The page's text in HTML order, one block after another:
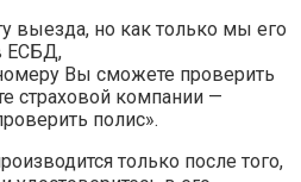
выезда, но как только мы его
ЕСБД,
Вы сможете проверить
страховой компании —
полис».
только после того,